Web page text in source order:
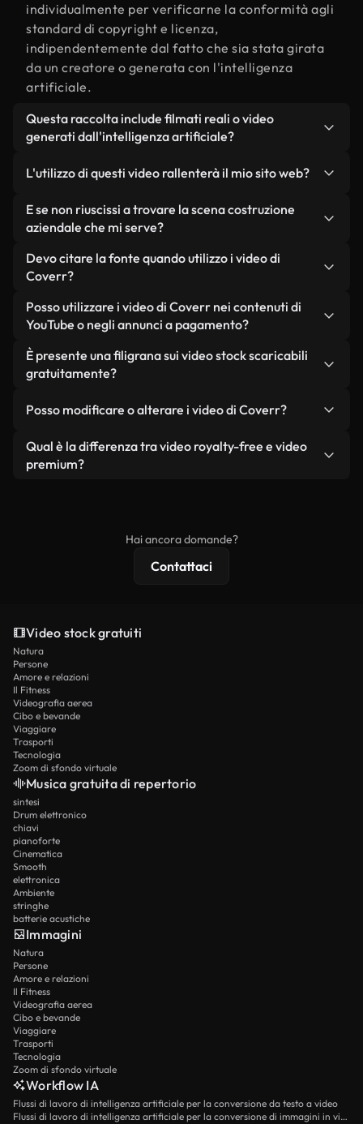
individualmente per verificarne la conformità agli
standard di copyright e licenza,
indipendentemente dal fatto che sia stata girata
da un creatore o generata con l'intelligenza
artificiale.
Questa raccolta include filmati reali o video
generati dall'intelligenza artificiale?
da filmati reali, girati da persone, relativi a
costruzione aziendale, e da video generati
dall'intelligenza artificiale. Ogni video è
stai utilizzando.
L'utilizzo di questi video rallenterà il mio sito web?
Non se scegli le nostre versioni ottimizzate.
Offriamo formati leggeri e pronti per il web,
mantengono alta la qualità, riducono al minimo i
tempi di caricamento e migliorano parametri
come LCP.
E se non riuscissi a trovare la scena costruzione
aziendale che mi serve?
Puoi crearne uno all'istante utilizzando Coverr AI
Studio. Ti basta descrivere la scena, ad esempio
genererà in pochi secondi un video personalizzato
in conformità con i nostri standard di licenza.
Devo citare la fonte quando utilizzo i video di
Coverr?
Non è richiesto alcun riconoscimento dell'autore.
Tutti i video presenti nella nostra libreria sono
senza citare il creatore, sebbene sia sempre
gradito.
Posso utilizzare i video di Coverr nei contenuti di
YouTube o negli annunci a pagamento?
Sì. Tutti i filmati di Coverr possono essere utilizzati
in video monetizzati su YouTube, promozioni sui
condizione che non si rivendano o ridistribuiscano
È presente una filigrana sui video stock scaricabili
gratuitamente?
reali o generati dall'intelligenza artificiale, include
filigrane. Avrai a disposizione filmati puliti e pronti
all'uso.
Posso modificare o alterare i video di Coverr?
Sì. Siete liberi di tagliare, ritagliare o remixare i
nostri video. Assicuratevi solo che il prodotto
Qual è la differenza tra video royalty-free e video
premium?
Hai ancora domande?
Contattaci
Video stock gratuiti
Natura
Persone
Amore e relazioni
Il Fitness
Videografia aerea
Cibo e bevande
Viaggiare
Trasporti
Tecnologia
Zoom di sfondo virtuale
Musica gratuita di repertorio
sintesi
Drum elettronico
chiavi
pianoforte
Cinematica
Smooth
elettronica
Ambiente
stringhe
batterie acustiche
Immagini
Natura
Persone
Amore e relazioni
Il Fitness
Videografia aerea
Cibo e bevande
Viaggiare
Trasporti
Tecnologia
Zoom di sfondo virtuale
Workflow IA
Flussi di lavoro di intelligenza artificiale per la conversione da testo a video
Flussi di lavoro di intelligenza artificiale per la conversione di immagini in video